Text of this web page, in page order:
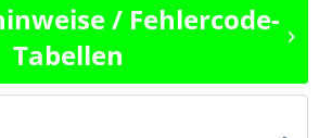
/ Fehlercode-
Tabellen